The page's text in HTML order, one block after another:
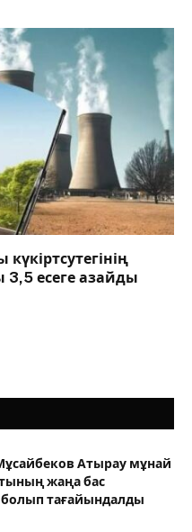
есеге азайды
Атырау мұнай
жаңа бас
тағайындалды